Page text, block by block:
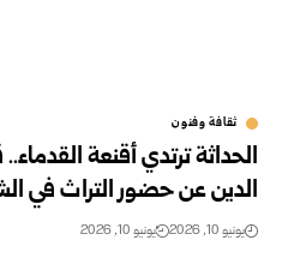
ثقافة وفنون
الحداثة ترتدي أقنعة
الدين عن حضور التراث في
يونيو 10, 2026 يونيو 10, 2026